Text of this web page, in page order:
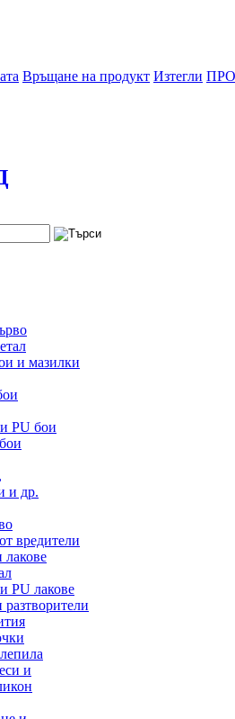
Връщане на продукт Изтегли
и мазилки
PU бои
и др.
вредители
лакове
PU лакове
разтворители
и